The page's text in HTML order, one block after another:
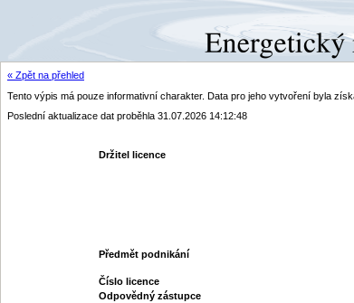
« Zpět na přehled
Tento výpis má pouze informativní charakter. Data pro jeho vytvoření byla
Poslední aktualizace dat proběhla 31.07.2026 14:12:48
Držitel licence
Předmět podnikání
Číslo licence
Odpovědný zástupce